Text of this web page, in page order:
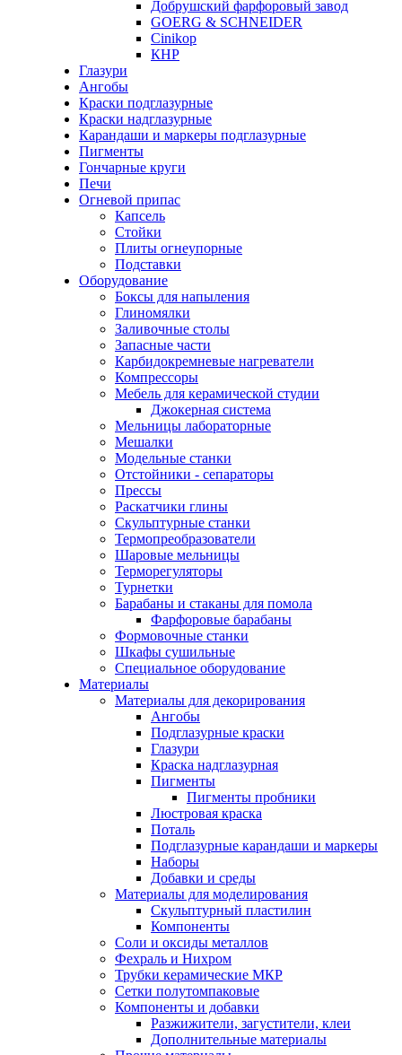
Добрушский фарфоровый завод
GOERG & SCHNEIDER
Cinikop
КНР
Глазури
Ангобы
Краски подглазурные
Краски надглазурные
Карандаши и маркеры подглазурные
Пигменты
Гончарные круги
Печи
Огневой припас
Капсель
Стойки
Плиты огнеупорные
Подставки
Оборудование
Боксы для напыления
Глиномялки
Заливочные столы
Запасные части
Карбидокремневые нагреватели
Компрессоры
Мебель для керамической студии
Джокерная система
Мельницы лабораторные
Мешалки
Модельные станки
Отстойники - сепараторы
Прессы
Раскатчики глины
Скульптурные станки
Термопреобразователи
Шаровые мельницы
Терморегуляторы
Турнетки
Барабаны и стаканы для помола
Фарфоровые барабаны
Формовочные станки
Шкафы сушильные
Специальное оборудование
Материалы
Материалы для декорирования
Ангобы
Подглазурные краски
Глазури
Краска надглазурная
Пигменты
Пигменты пробники
Люстровая краска
Поталь
Подглазурные карандаши и маркеры
Наборы
Добавки и среды
Материалы для моделирования
Скульптурный пластилин
Компоненты
Соли и оксиды металлов
Фехраль и Нихром
Трубки керамические МКР
Сетки полутомпаковые
Компоненты и добавки
Разжижители, загустители, клеи
Дополнительные материалы